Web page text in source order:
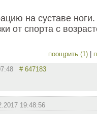
на суставе ноги.
от спорта с
поощрить (1)
# 647183
19:48:56